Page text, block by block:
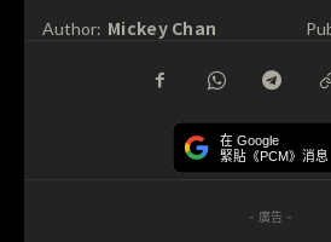
Author: Mickey Chan
在 Google
緊貼《PCM》消息
- 廣告 -